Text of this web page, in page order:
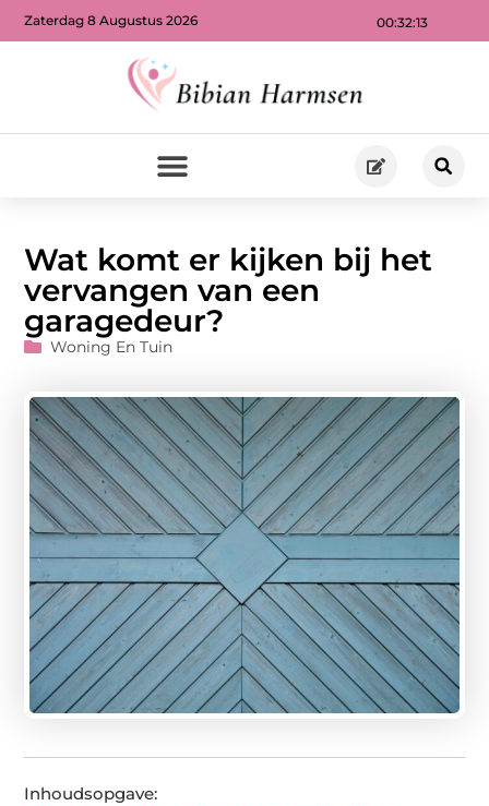
00:32:15
Zaterdag 8 Augustus 2026
Wat komt er kijken bij het
vervangen van een
garagedeur?
Woning En Tuin
Inhoudsopgave: